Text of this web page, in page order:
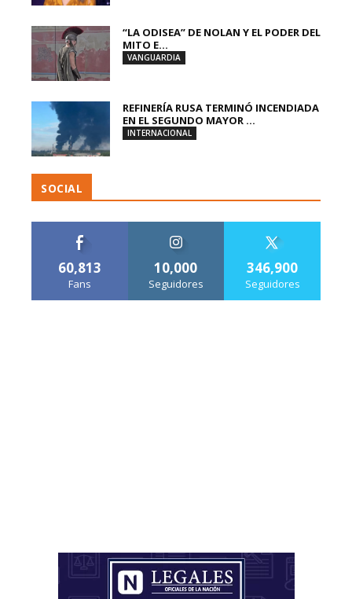
“LA ODISEA” DE NOLAN Y EL PODER DEL
MITO E...
VANGUARDIA
REFINERÍA RUSA TERMINÓ INCENDIADA
EN EL SEGUNDO MAYOR ...
INTERNACIONAL
SOCIAL
60,813
Fans
10,000
Seguidores
346,900
Seguidores